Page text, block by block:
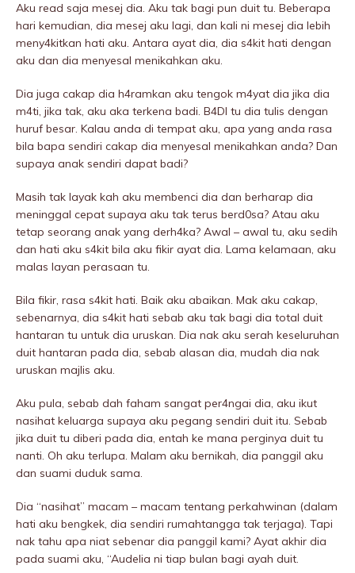
Aku read saja mesej dia. Aku tak bagi pun duit tu. Beberapa
hari kemudian, dia mesej aku lagi, dan kali ni mesej dia lebih
meny4kitkan hati aku. Antara ayat dia, dia s4kit hati dengan
aku dan dia menyesal menikahkan aku.
Dia juga cakap dia h4ramkan aku tengok m4yat dia jika dia
m4ti, jika tak, aku aka terkena badi. B4DI tu dia tulis dengan
huruf besar. Kalau anda di tempat aku, apa yang anda rasa
bila bapa sendiri cakap dia menyesal menikahkan anda? Dan
supaya anak sendiri dapat badi?
Masih tak layak kah aku membenci dia dan berharap dia
meninggaI cepat supaya aku tak terus berd0sa? Atau aku
tetap seorang anak yang derh4ka? Awal – awal tu, aku sedih
dan hati aku s4kit bila aku fikir ayat dia. Lama kelamaan, aku
malas layan perasaan tu.
Bila fikir, rasa s4kit hati. Baik aku abaikan. Mak aku cakap,
sebenarnya, dia s4kit hati sebab aku tak bagi dia total duit
hantaran tu untuk dia uruskan. Dia nak aku serah keseluruhan
duit hantaran pada dia, sebab alasan dia, mudah dia nak
uruskan majlis aku.
Aku pula, sebab dah faham sangat per4ngai dia, aku ikut
nasihat keluarga supaya aku pegang sendiri duit itu. Sebab
jika duit tu diberi pada dia, entah ke mana perginya duit tu
nanti. Oh aku terlupa. Malam aku bernikah, dia panggil aku
dan suami duduk sama.
Dia “nasihat” macam – macam tentang perkahwinan (dalam
hati aku bengkek, dia sendiri rumahtangga tak terjaga). Tapi
nak tahu apa niat sebenar dia panggil kami? Ayat akhir dia
pada suami aku, “Audelia ni tiap bulan bagi ayah duit.